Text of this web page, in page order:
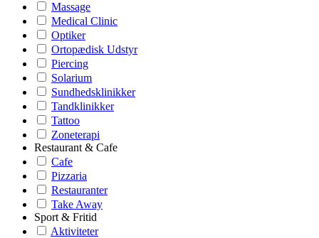
Massage
Medical Clinic
Optiker
Ortopædisk Udstyr
Piercing
Solarium
Sundhedsklinikker
Tandklinikker
Tattoo
Zoneterapi
Restaurant & Cafe
Cafe
Pizzaria
Restauranter
Take Away
Sport & Fritid
Aktiviteter